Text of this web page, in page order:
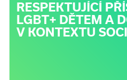
RESPEKTUJÍCÍ
LGBT+ DĚTEM A
V KONTEXTU